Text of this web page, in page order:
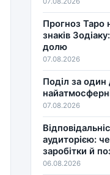
Прогноз Таро
знаків
долю
07.08.2026
Поділ за
07.08.2026
аудиторією:
заробітки й
06.08.2026